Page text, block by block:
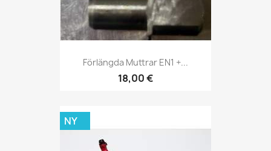
Förlängda Muttrar EN1 +...
18,00 €
NY